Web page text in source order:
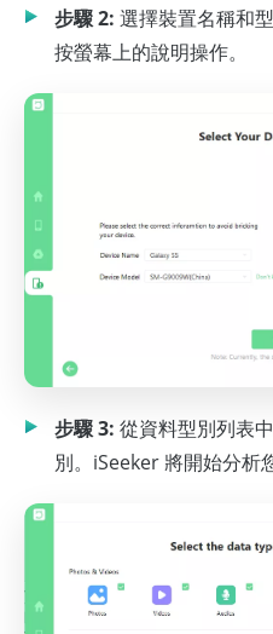
步驟 2: 選擇裝置名稱和
按螢幕上的說明操作。
步驟 3: 從資料型別列表
別。iSeeker 將開始分析